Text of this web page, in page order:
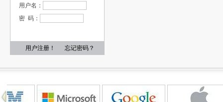
用户名：
密 码：
用户注册！ 忘记密码？